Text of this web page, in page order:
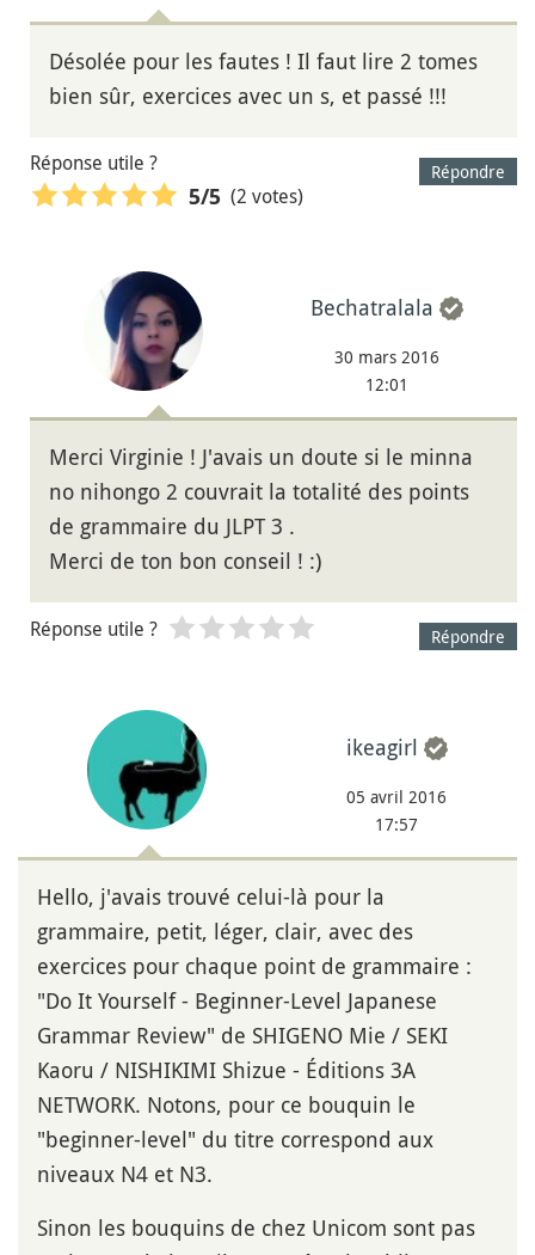
Désolée pour les fautes ! Il faut lire 2 tomes
bien sûr, exercices avec un s, et passé !!!
Répondre
Réponse utile ?
5/5 (2 votes)
Bechatralala
30 mars 2016
12:01
Merci Virginie ! J'avais un doute si le minna
no nihongo 2 couvrait la totalité des points
de grammaire du JLPT 3 .
Merci de ton bon conseil ! :)
Répondre
Réponse utile ?
ikeagirl
05 avril 2016
17:57
Hello, j'avais trouvé celui-là pour la
grammaire, petit, léger, clair, avec des
exercices pour chaque point de grammaire :
"Do It Yourself - Beginner-Level Japanese
Grammar Review" de SHIGENO Mie / SEKI
Kaoru / NISHIKIMI Shizue - Éditions 3A
NETWORK. Notons, pour ce bouquin le
"beginner-level" du titre correspond aux
niveaux N4 et N3.
Sinon les bouquins de chez Unicom sont pas